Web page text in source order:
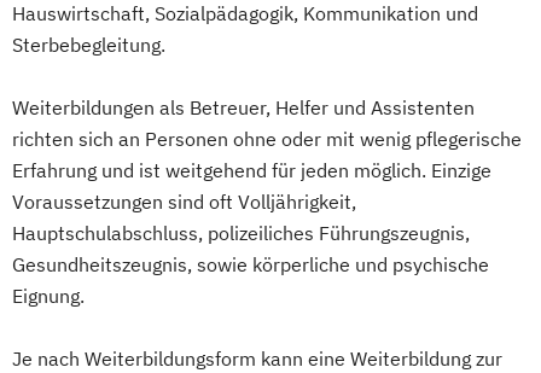
Hauswirtschaft, Sozialpädagogik, Kommunikation und
Sterbebegleitung.
Weiterbildungen als Betreuer, Helfer und Assistenten
richten sich an Personen ohne oder mit wenig pflegerische
Erfahrung und ist weitgehend für jeden möglich. Einzige
Voraussetzungen sind oft Volljährigkeit,
Hauptschulabschluss, polizeiliches Führungszeugnis,
Gesundheitszeugnis, sowie körperliche und psychische
Eignung.
Je nach Weiterbildungsform kann eine Weiterbildung zur